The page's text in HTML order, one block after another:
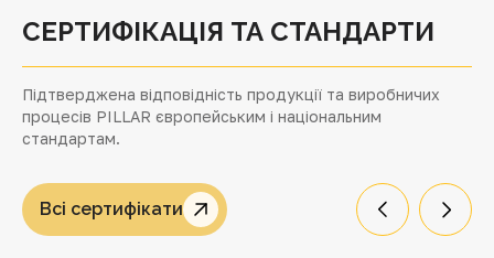
СЕРТИФІКАЦІЯ ТА СТАНДАРТИ
Підтверджена відповідність продукції та виробничих
процесів PILLAR європейським і національним
стандартам.
Всі сертифікати